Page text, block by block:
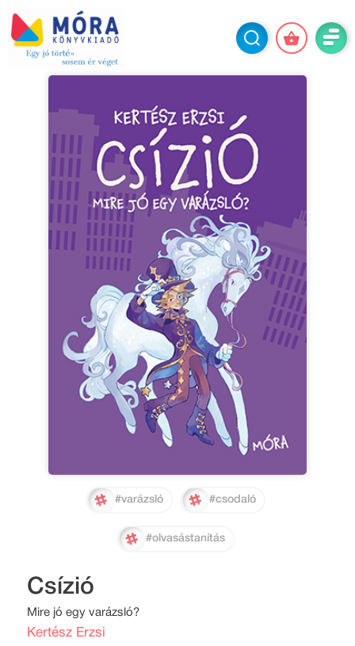
#varázsló #csodaló
#olvasástanítás
Csízió
Mire jó egy varázsló?
Kertész Erzsi